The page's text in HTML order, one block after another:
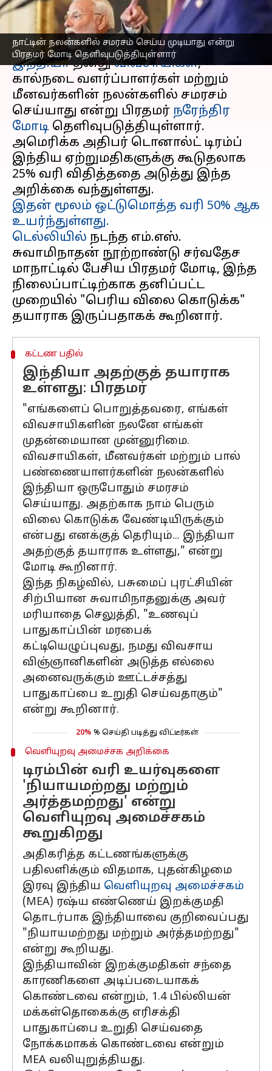
நாட்டின் நலன்களில் சமரசம் செய்ய முடியாது என்று
பிரதமர் மோடி தெளிவுபடுத்தியுள்ளார்
எழுதியவர் Venkatalakshmi V Aug 07, 2025 11:14 am
செய்தி முன்னோட்டம்
இந்தியாதனதுவிவசாயிகள்,
கால்நடை வளர்ப்பாளர்கள் மற்றும்
மீனவர்களின் நலன்களில் சமரசம்
செய்யாது என்று பிரதமர் நரேந்திர
மோடி தெளிவுபடுத்தியுள்ளார்.
அமெரிக்க அதிபர் டொனால்ட் டிரம்ப்
இந்திய ஏற்றுமதிகளுக்கு கூடுதலாக
25% வரி விதித்ததை அடுத்து இந்த
இதன் மூலம் ஒட்டுமொத்த வரி 50% ஆக
உயர்ந்துள்ளது.
டெல்லியில் நடந்த எம்.எஸ்.
சுவாமிநாதன் நூற்றாண்டு சர்வதேச
மாநாட்டில் பேசிய பிரதமர் மோடி, இந்த
நிலைப்பாட்டிற்காக தனிப்பட்ட
முறையில் "பெரிய விலை கொடுக்க"
கட்டண பதில்
இந்தியா அதற்குத் தயாராக
உள்ளது: பிரதமர்
"எங்களைப் பொறுத்தவரை, எங்கள்
விவசாயிகளின் நலனே எங்கள்
முதன்மையான முன்னுரிமை.
விவசாயிகள், மீனவர்கள் மற்றும் பால்
பண்ணையாளர்களின் நலன்களில்
இந்தியா ஒருபோதும் சமரசம்
செய்யாது. அதற்காக நாம் பெரும்
விலை கொடுக்க வேண்டியிருக்கும்
என்பது எனக்குத் தெரியும்... இந்தியா
அதற்குத் தயாராக உள்ளது," என்று
மோடி கூறினார்.
இந்த நிகழ்வில், பசுமைப் புரட்சியின்
சிற்பியான சுவாமிநாதனுக்கு அவர்
மரியாதை செலுத்தி, "உணவுப்
பாதுகாப்பின் மரபைக்
கட்டியெழுப்புவது, நமது விவசாய
விஞ்ஞானிகளின் அடுத்த எல்லை
அனைவருக்கும் ஊட்டச்சத்து
பாதுகாப்பை உறுதி செய்வதாகும்"
என்று கூறினார்.
20% % செய்தி படித்து விட்டீர்கள்
வெளியுறவு அமைச்சக அறிக்கை
டிரம்பின் வரி உயர்வுகளை
'நியாயமற்றது மற்றும்
அர்த்தமற்றது' என்று
வெளியுறவு அமைச்சகம்
கூறுகிறது
அதிகரித்த கட்டணங்களுக்கு
பதிலளிக்கும் விதமாக, புதன்கிழமை
இரவு இந்திய வெளியுறவு அமைச்சகம்
(MEA) ரஷ்ய எண்ணெய் இறக்குமதி
தொடர்பாக இந்தியாவை குறிவைப்பது
"நியாயமற்றது மற்றும் அர்த்தமற்றது"
என்று கூறியது.
இந்தியாவின் இறக்குமதிகள் சந்தை
காரணிகளை அடிப்படையாகக்
கொண்டவை என்றும், 1.4 பில்லியன்
மக்கள்தொகைக்கு எரிசக்தி
பாதுகாப்பை உறுதி செய்வதை
நோக்கமாகக் கொண்டவை என்றும்
MEA வலியுறுத்தியது.